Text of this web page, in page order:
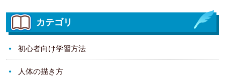
カテゴリ
初心者向け学習方法
人体の描き方